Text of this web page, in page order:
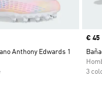
Anthony Edwards 1
€ 45
3